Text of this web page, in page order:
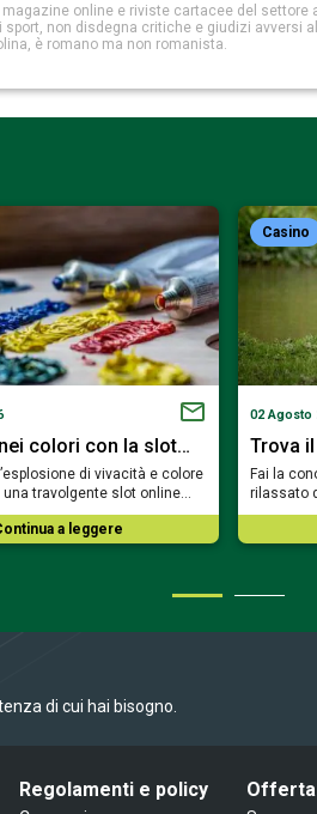
online e riviste cartacee del settore
non disdegna critiche e giudizi avversi
è romano ma non romanista.
colori con la slot…
di vivacità e colore
travolgente slot online…
a leggere
Casino
02 Agosto
Trova
Fai la
rilassato
di cui hai bisogno.
Regolamenti e policy Offerta